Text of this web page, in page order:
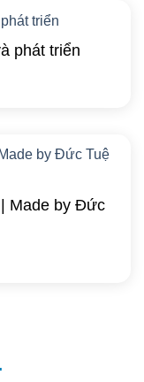
phát triển
Made by Đức